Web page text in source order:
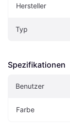
Hersteller
Typ
Spezifikationen
Benutzer
Farbe